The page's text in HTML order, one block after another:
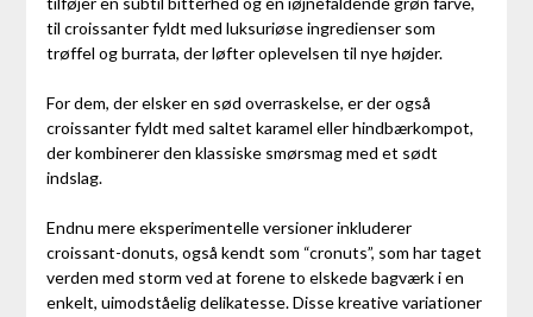
til croissanter fyldt med luksuriøse ingredienser som
trøffel og burrata, der løfter oplevelsen til nye højder.
For dem, der elsker en sød overraskelse, er der også
croissanter fyldt med saltet karamel eller hindbærkompot,
der kombinerer den klassiske smørsmag med et sødt
indslag.
Endnu mere eksperimentelle versioner inkluderer
croissant-donuts, også kendt som “cronuts”, som har taget
verden med storm ved at forene to elskede bagværk i en
enkelt, uimodståelig delikatesse. Disse kreative variationer